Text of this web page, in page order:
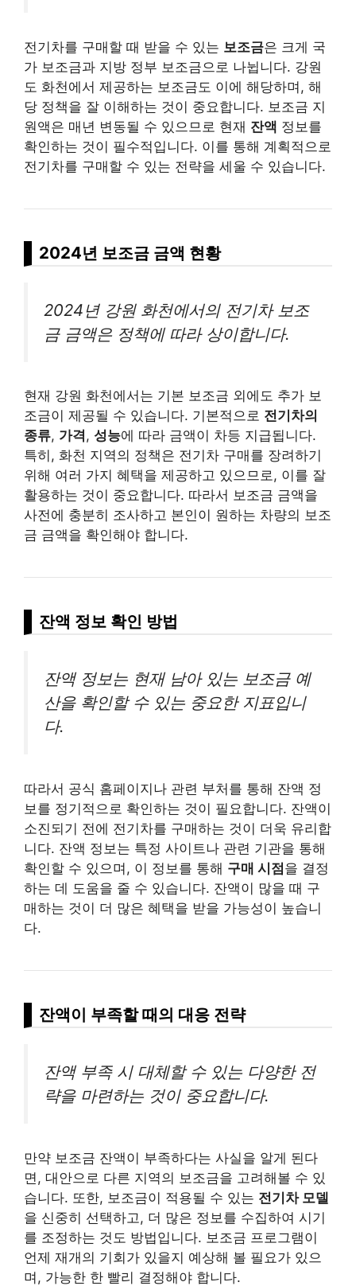
전기차를 구매할 때 받을 수 있는 보조금은 크게 국
가 보조금과 지방 정부 보조금으로 나뉩니다. 강원
도 화천에서 제공하는 보조금도 이에 해당하며, 해
당 정책을 잘 이해하는 것이 중요합니다. 보조금 지
원액은 매년 변동될 수 있으므로 현재 잔액 정보를
확인하는 것이 필수적입니다. 이를 통해 계획적으로
전기차를 구매할 수 있는 전략을 세울 수 있습니다.
2024년 보조금 금액 현황
2024년 강원 화천에서의 전기차 보조
금 금액은 정책에 따라 상이합니다.
현재 강원 화천에서는 기본 보조금 외에도 추가 보
조금이 제공될 수 있습니다. 기본적으로 전기차의
종류, 가격, 성능에 따라 금액이 차등 지급됩니다.
특히, 화천 지역의 정책은 전기차 구매를 장려하기
위해 여러 가지 혜택을 제공하고 있으므로, 이를 잘
활용하는 것이 중요합니다. 따라서 보조금 금액을
사전에 충분히 조사하고 본인이 원하는 차량의 보조
금 금액을 확인해야 합니다.
잔액 정보 확인 방법
잔액 정보는 현재 남아 있는 보조금 예
산을 확인할 수 있는 중요한 지표입니
다.
따라서 공식 홈페이지나 관련 부처를 통해 잔액 정
보를 정기적으로 확인하는 것이 필요합니다. 잔액이
소진되기 전에 전기차를 구매하는 것이 더욱 유리합
니다. 잔액 정보는 특정 사이트나 관련 기관을 통해
확인할 수 있으며, 이 정보를 통해 구매 시점 을 결정
하는 데 도움을 줄 수 있습니다. 잔액이 많을 때 구
매하는 것이 더 많은 혜택을 받을 가능성이 높습니
다.
잔액이 부족할 때의 대응 전략
잔액 부족 시 대체할 수 있는 다양한 전
략을 마련하는 것이 중요합니다.
만약 보조금 잔액이 부족하다는 사실을 알게 된다
면, 대안으로 다른 지역의 보조금을 고려해볼 수 있
습니다. 또한, 보조금이 적용될 수 있는 전기차 모델
을 신중히 선택하고, 더 많은 정보를 수집하여 시기
를 조정하는 것도 방법입니다. 보조금 프로그램이
언제 재개의 기회가 있을지 예상해 볼 필요가 있으
며, 가능한 한 빨리 결정해야 합니다.